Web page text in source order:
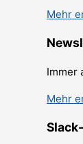
Mehr
Immer
Mehr